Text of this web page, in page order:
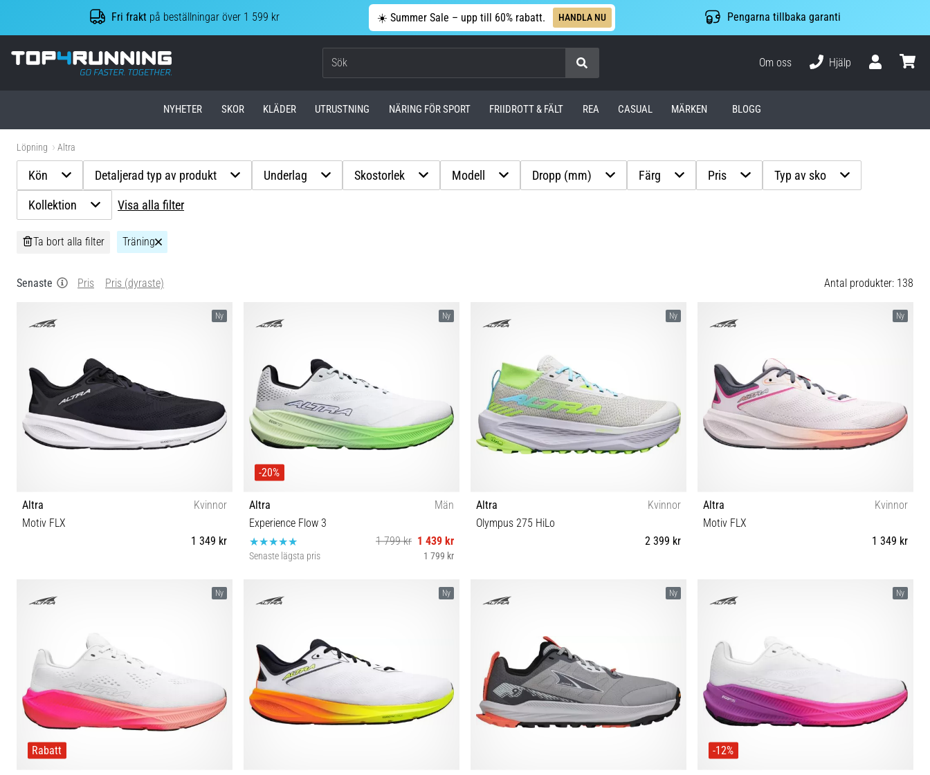
Fri frakt på beställningar över 1 599 kr ☀️ Summer Sale – upp till 60% rabatt. HANDLA NU Pengarna tillbaka garanti
Top4Running.se
Om oss
Hjälp
NYHETER SKOR KLÄDER UTRUSTNING NÄRING FÖR SPORT FRIIDROTT & FÄLT REA CASUAL MÄRKEN BLOGG
Löpning Altra
Kön Detaljerad typ av produkt Underlag Skostorlek Modell Dropp (mm) Färg Pris Typ av sko
Kollektion Visa alla filter
Ta bort alla filter Träning
Senaste Pris Pris (dyraste) Antal produkter: 138
Ny
Altra
Kvinnor
Motiv FLX
1 349 kr
Ny
-20%
Altra
Män
Experience Flow 3
1 799 kr 1 439 kr
Senaste lägsta pris 1 799 kr
Ny
Altra
Kvinnor
Olympus 275 HiLo
2 399 kr
Ny
Altra
Kvinnor
Motiv FLX
1 349 kr
Ny
Rabatt
Ny Ny Ny
-12%